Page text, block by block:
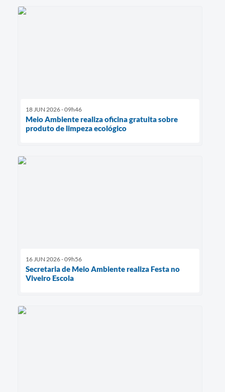
18 JUN 2026 - 09h46
Meio Ambiente realiza oficina gratuita sobre
produto de limpeza ecológico
16 JUN 2026 - 09h56
Secretaria de Meio Ambiente realiza Festa no
Viveiro Escola